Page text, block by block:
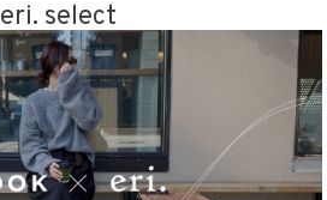
再入荷
eri. select